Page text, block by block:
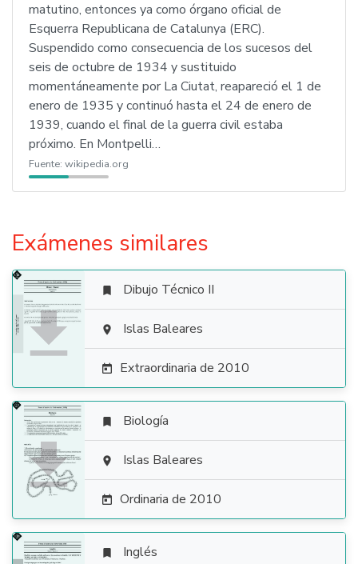
matutino, entonces ya como órgano oficial de
Esquerra Republicana de Catalunya (ERC).
Suspendido como consecuencia de los sucesos del
seis de octubre de 1934 y sustituido
momentáneamente por La Ciutat, reapareció el 1 de
enero de 1935 y continuó hasta el 24 de enero de
1939, cuando el final de la guerra civil estaba
próximo. En Montpelli…
Fuente: wikipedia.org
Exámenes similares

 Dibujo Técnico II
 Islas Baleares
 Extraordinaria de 2010

 Biología
 Islas Baleares
 Ordinaria de 2010
 Inglés